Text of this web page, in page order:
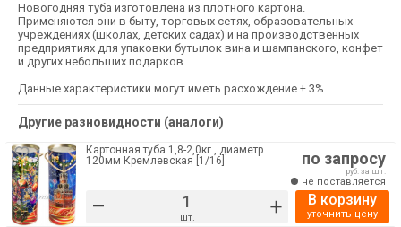
Новогодняя туба изготовлена из плотного картона.
Применяются они в быту, торговых сетях, образовательных
учреждениях (школах, детских садах) и на производственных
предприятиях для упаковки бутылок вина и шампанского, конфет
и других небольших подарков.
Данные характеристики могут иметь расхождение ± 3%.
Другие разновидности (аналоги)
Картонная туба 1,8-2,0кг , диаметр
120мм Кремлевская [1/16]
– шт. +
по запросу
руб. за шт.
не поставляется
В корзину
уточнить цену